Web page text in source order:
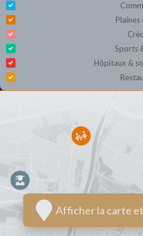
Plaines
Sports
Hôpitaux &
Afficher la carte